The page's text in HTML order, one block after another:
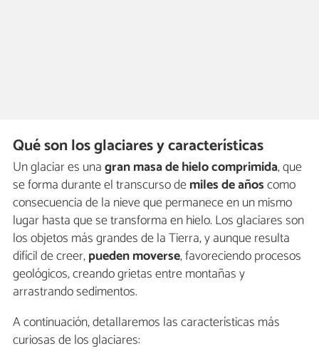
Qué son los glaciares y características
Un glaciar es unagran masa de hielo comprimida, que
se forma durante el transcurso demiles de añoscomo
consecuencia de la nieve que permanece en un mismo
lugar hasta que se transforma en hielo. Los glaciares son
los objetos más grandes de la Tierra, y aunque resulta
difícil de creer,pueden moverse, favoreciendo procesos
geológicos, creando grietas entre montañas y
arrastrando sedimentos.
A continuación, detallaremos las características más
curiosas de los glaciares: